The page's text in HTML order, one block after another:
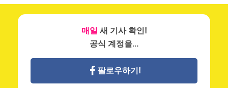
매일 새 기사 확인!
공식 계정을...
팔로우하기!